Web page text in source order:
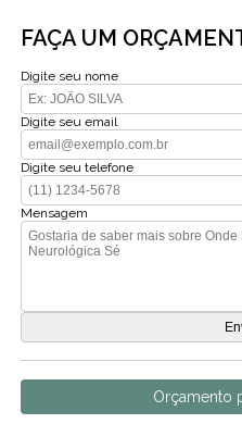
FAÇA UM
Digite seu nome
Digite seu email
Digite seu telefone
Mensagem
Orçamento